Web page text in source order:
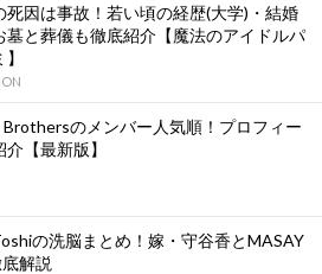
死因は事故！若い頃の経歴(大学)・結婚
墓と葬儀も徹底紹介【魔法のアイドルパ
Brothersのメンバー人気順！プロフィー
【最新版】
の洗脳まとめ！嫁・守谷香とMASAY
解説